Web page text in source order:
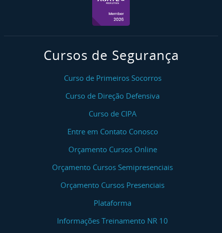
Cursos de Segurança
Curso de Primeiros Socorros
Curso de Direção Defensiva
Curso de CIPA
Entre em Contato Conosco
Orçamento Cursos Online
Orçamento Cursos Semipresenciais
Orçamento Cursos Presenciais
Plataforma
Informações Treinamento NR 10